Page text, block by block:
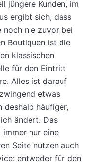
jüngere Kunden, im
ergibt sich, dass
noch nie zuvor bei
Boutiquen ist die
klassischen
für den Eintritt
Alles ist darauf
etwas
deshalb häufiger,
ändert. Das
immer nur eine
Seite nutzen auch
entweder für den